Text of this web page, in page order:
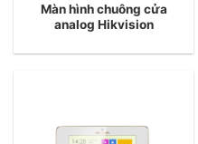
Màn hình chuông cửa
analog Hikvision